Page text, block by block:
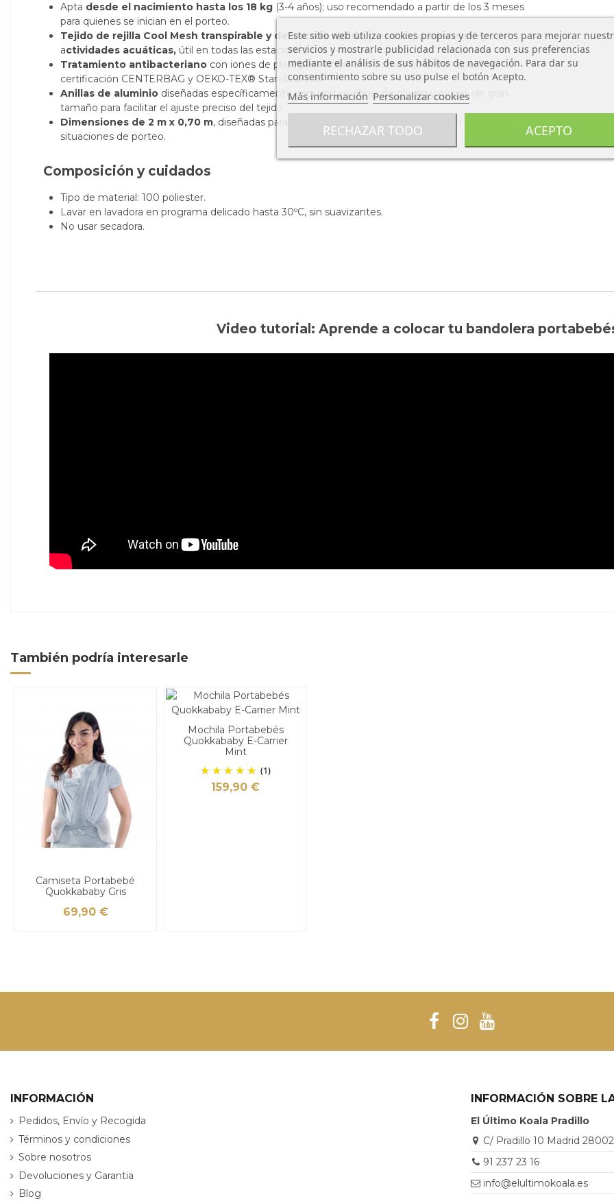
Apta desde el nacimiento hasta los 18 kg (3-4 años); uso recomendado a partir de los 3 meses
para quienes se inician en el porteo.
Tejido de rejilla Cool Mesh transpirable y de secado rápido, perfecto para el verano y
actividades acuáticas, útil en todas las estaciones.
Tratamiento antibacteriano con iones de plata para inhibir el crecimiento bacteriano, con
certificación CENTERBAG y OEKO-TEX® Standard 100.
Anillas de aluminio diseñadas específicamente para porteo, libres de plomo y níquel, de gran
tamaño para facilitar el ajuste preciso del tejido.
Dimensiones de 2 m x 0,70 m, diseñadas para ofrecer versatilidad y comodidad en distintas
situaciones de porteo.
Composición y cuidados
Tipo de material: 100 poliester.
Lavar en lavadora en programa delicado hasta 30ºC, sin suavizantes.
No usar secadora.
Video tutorial: Aprende a colocar tu bandolera
También podría interesarle
Camiseta Portabebé
Quokkababy Gris
69,90 €
Mochila Portabebés
Quokkababy E-Carrier
Mint
(1)
159,90 €
INFORMACIÓN
Pedidos, Envío y Recogida
Términos y condiciones
Sobre nosotros
Devoluciones y Garantia
Blog
INFORMACIÓN SOBRE
El Último Koala Pradillo
C/ Pradillo 10 Madrid 28002
91 237 23 16
info@elultimokoala.es
Este sitio web utiliza cookies propias y de terceros para mejorar
servicios y mostrarle publicidad relacionada con sus preferencias
mediante el análisis de sus hábitos de navegación. Para dar su
consentimiento sobre su uso pulse el botón Acepto.
Más información Personalizar cookies
RECHAZAR TODO ACEPTO